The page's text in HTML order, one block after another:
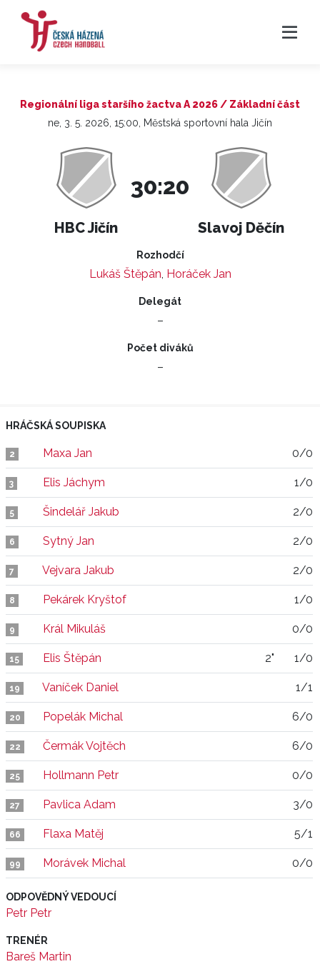
Regionální liga staršího žactva A 2026 / Základní část
ne, 3. 5. 2026, 15:00, Městská sportovní hala Jičín
HBC Jičín
30:20
Slavoj Děčín
Rozhodčí
Lukáš Štěpán, Horáček Jan
Delegát
–
Počet diváků
–
HRÁČSKÁ SOUPISKA
2 Maxa Jan 0/0
3 Elis Jáchym 1/0
5 Šindelář Jakub 2/0
6 Sytný Jan 2/0
7 Vejvara Jakub 2/0
8 Pekárek Kryštof 1/0
9 Král Mikuláš 0/0
15 Elis Štěpán 2" 1/0
19 Vaníček Daniel 1/1
20 Popelák Michal 6/0
22 Čermák Vojtěch 6/0
25 Hollmann Petr 0/0
27 Pavlica Adam 3/0
66 Flaxa Matěj 5/1
99 Morávek Michal 0/0
ODPOVĚDNÝ VEDOUCÍ
Petr Petr
TRENÉR
Bareš Martin